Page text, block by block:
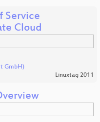
Service
Cloud
GmbH)
Linuxtag 2011